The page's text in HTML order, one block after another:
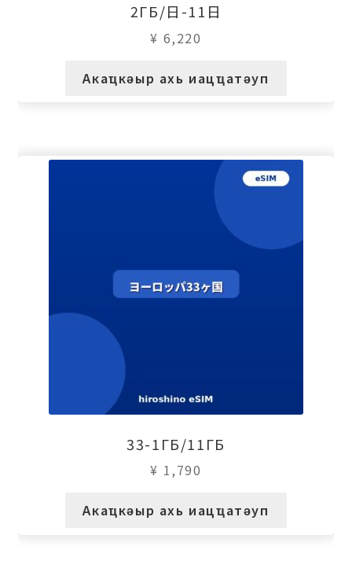
2ГБ/日-11日
¥ 6,220
Акаҵкәыр ахь иацҵатәуп
33-1ГБ/11ГБ
¥ 1,790
Акаҵкәыр ахь иацҵатәуп